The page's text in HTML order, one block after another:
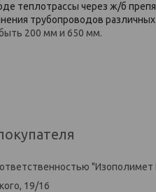
теплотрассы через ж/б
трубопроводов
200 мм и 650 мм.
19/16